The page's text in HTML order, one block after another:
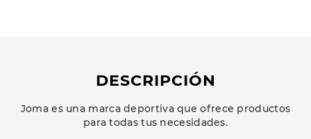
DESCRIPCIÓN
Joma es una marca deportiva que ofrece productos
para todas tus necesidades.